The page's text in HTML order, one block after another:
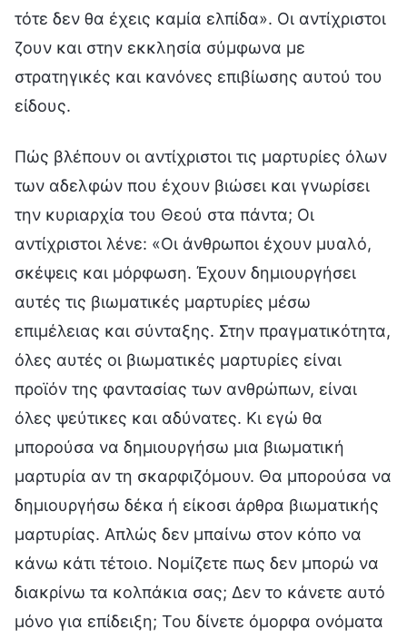
τότε δεν θα έχεις καμία ελπίδα». Οι αντίχριστοι
ζουν και στην εκκλησία σύμφωνα με
στρατηγικές και κανόνες επιβίωσης αυτού του
είδους.
Πώς βλέπουν οι αντίχριστοι τις μαρτυρίες όλων
των αδελφών που έχουν βιώσει και γνωρίσει
την κυριαρχία του Θεού στα πάντα; Οι
αντίχριστοι λένε: «Οι άνθρωποι έχουν μυαλό,
σκέψεις και μόρφωση. Έχουν δημιουργήσει
αυτές τις βιωματικές μαρτυρίες μέσω
επιμέλειας και σύνταξης. Στην πραγματικότητα,
όλες αυτές οι βιωματικές μαρτυρίες είναι
προϊόν της φαντασίας των ανθρώπων, είναι
όλες ψεύτικες και αδύνατες. Κι εγώ θα
μπορούσα να δημιουργήσω μια βιωματική
μαρτυρία αν τη σκαρφιζόμουν. Θα μπορούσα να
δημιουργήσω δέκα ή είκοσι άρθρα βιωματικής
μαρτυρίας. Απλώς δεν μπαίνω στον κόπο να
κάνω κάτι τέτοιο. Νομίζετε πως δεν μπορώ να
διακρίνω τα κολπάκια σας; Δεν το κάνετε αυτό
μόνο για επίδειξη; Του δίνετε όμορφα ονόματα